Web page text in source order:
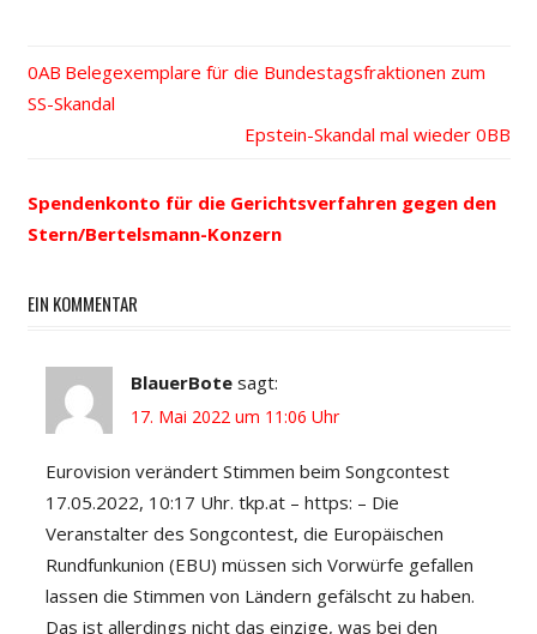
Beitrags-
Vorheriger
Beitrag:
Belegexemplare für die Bundestagsfraktionen zum
SS-Skandal
Nächster
Epstein-Skandal mal wieder
Spendenkonto für die Gerichtsverfahren gegen den
Stern/Bertelsmann-Konzern
EIN KOMMENTAR
BlauerBote sagt:
17. Mai 2022 um 11:06 Uhr
Eurovision verändert Stimmen beim Songcontest
17.05.2022, 10:17 Uhr. tkp.at – https: – Die
Veranstalter des Songcontest, die Europäischen
Rundfunkunion (EBU) müssen sich Vorwürfe gefallen
lassen die Stimmen von Ländern gefälscht zu haben.
Das ist allerdings nicht das einzige, was bei den